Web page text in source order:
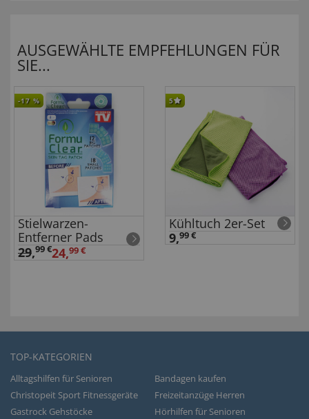
AUSGEWÄHLTE EMPFEHLUNGEN FÜR
SIE...
-17 %
Stielwarzen-
Entferner Pads
29,99 €24,99 €
5
Kühltuch 2er-Set
9,99 €
TOP-KATEGORIEN
Alltagshilfen für Senioren
Bandagen kaufen
Christopeit Sport Fitnessgeräte
Freizeitanzüge Herren
Gastrock Gehstöcke
Hörhilfen für Senioren